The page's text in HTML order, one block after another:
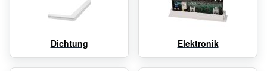
Dichtung Elektronik